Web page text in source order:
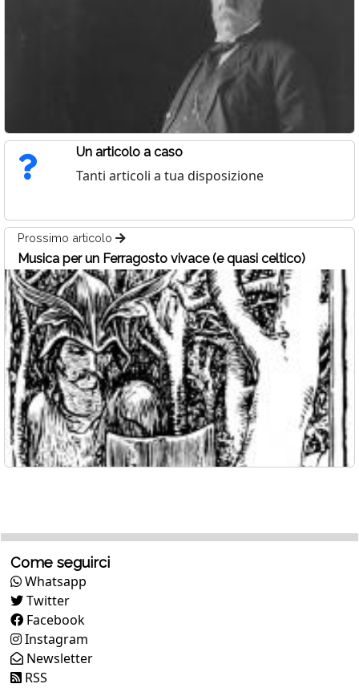
Un articolo a caso
Tanti articoli a tua disposizione
Prossimo articolo
Musica per un Ferragosto vivace (e quasi celtico)
Come seguirci
Whatsapp
Twitter
Facebook
Instagram
Newsletter
RSS